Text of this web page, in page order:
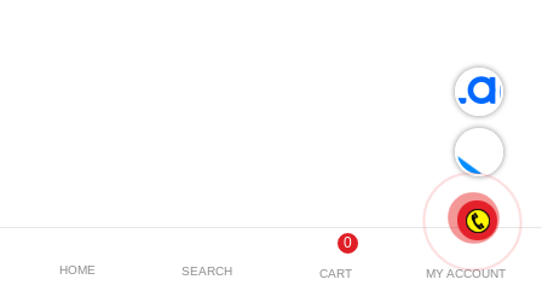
HOME SEARCH
0
CART MY ACCOUNT